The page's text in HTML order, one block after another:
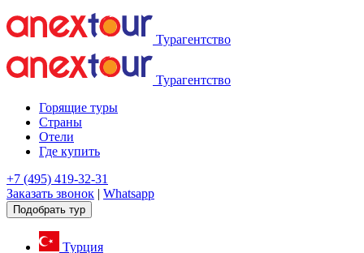
Турагентство
Турагентство
Горящие туры
Страны
Отели
Где купить
+7 (495) 419-32-31
Заказать звонок | Whatsapp
Подобрать тур
Турция